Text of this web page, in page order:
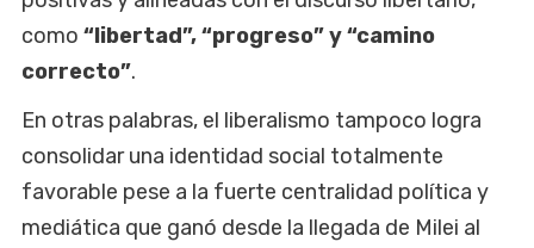
como “libertad”, “progreso” y “camino
correcto”.
En otras palabras, el liberalismo tampoco logra
consolidar una identidad social totalmente
favorable pese a la fuerte centralidad política y
mediática que ganó desde la llegada de Milei al